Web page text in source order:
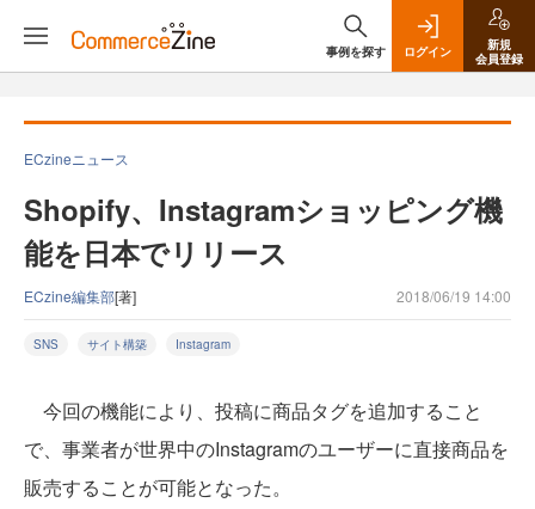
事例を探す ログイン
新規
会員登録
ECzineニュース
Shopify、Instagramショッピング機
能を日本でリリース
ECzine編集部[著] 2018/06/19 14:00
SNS サイト構築 Instagram
今回の機能により、投稿に商品タグを追加すること
で、事業者が世界中のInstagramのユーザーに直接商品を
販売することが可能となった。